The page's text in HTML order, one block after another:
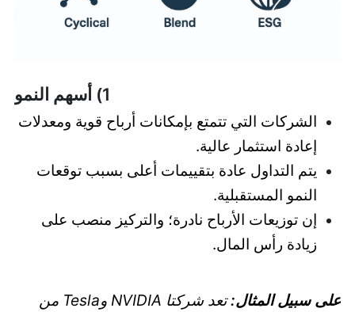
1) أسهم النمو
الشركات التي تتمتع بإمكانات أرباح قوية ومعدلات
إعادة استثمار عالية.
يتم التداول عادة بتقييمات أعلى بسبب توقعات
النمو المستقبلية.
إن توزيعات الأرباح نادرة؛ والتركيز منصب على
زيادة رأس المال.
على سبيل المثال: تعد شركتا NVIDIA وTesla من